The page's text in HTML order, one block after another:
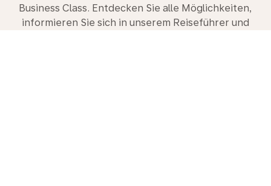
Business Class. Entdecken Sie alle Möglichkeiten,
informieren Sie sich in unserem Reiseführer und